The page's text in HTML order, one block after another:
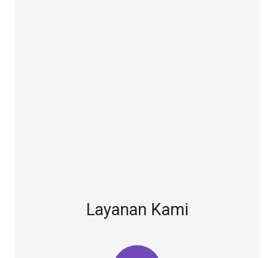
Layanan Kami